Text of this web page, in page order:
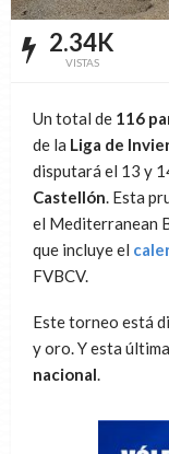
2.34K
VISTAS
Un total de 116
de la Liga de
disputará el 13 y
Castellón. Esta
el Mediterranean
que incluye el
FVBCV.
Este torneo está
y oro. Y esta
nacional.